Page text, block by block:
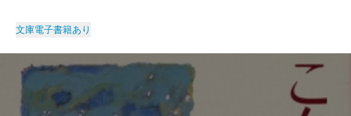
文庫電子書籍あり